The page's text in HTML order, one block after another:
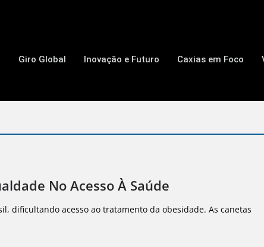
Giro Global Inovação e Futuro Caxias em Foco
No Acesso À Saúde
dificultando acesso ao tratamento da obesidade. As canetas